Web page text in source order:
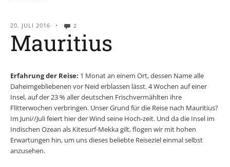
20. JULI 2016 • 2
Mauritius
Erfahrung der Reise: 1 Monat an einem Ort, dessen Name alle
Daheimgebliebenen vor Neid erblassen lässt. 4 Wochen auf einer
Insel, auf der 23 % aller deutschen Frischvermählten ihre
Flitterwochen verbringen. Unser Grund für die Reise nach Mauritius?
Im Juni//Juli feiert hier der Wind seine Hoch-zeit. Und da die Insel im
Indischen Ozean als Kitesurf-Mekka gilt, flogen wir mit hohen
Erwartungen hin, um uns dieses beliebte Reiseziel einmal selbst
anzusehen.